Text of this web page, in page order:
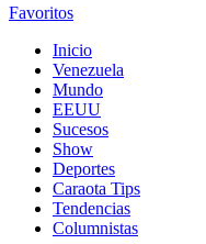
Favoritos
Inicio
Venezuela
Mundo
EEUU
Sucesos
Show
Deportes
Caraota Tips
Tendencias
Columnistas